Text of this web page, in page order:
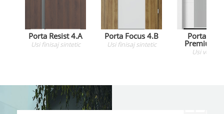
Porta Resist 4.A
Usifinisaj sintetic
Porta Focus 4.B
Usifinisaj sintetic
Porta
Premium
Usi vopsite